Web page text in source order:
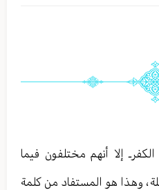
ـ إلا أنهم مختلفون فيما
، وهذا هو المستفاد من كلمة